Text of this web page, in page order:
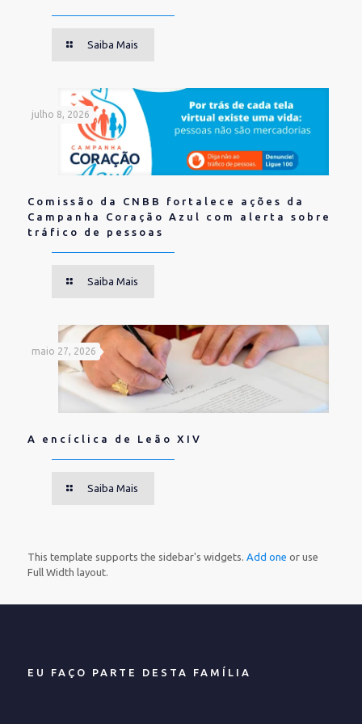
Saiba Mais
julho 8, 2026
Comissão da CNBB fortalece ações da
Campanha Coração Azul com alerta sobre
tráfico de pessoas
Saiba Mais
maio 27, 2026
A encíclica de Leão XIV
Saiba Mais
This template supports the sidebar's widgets. Add one or use
Full Width layout.
EU FAÇO PARTE DESTA FAMÍLIA